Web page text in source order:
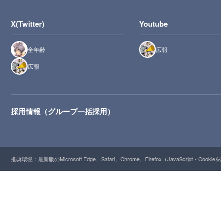
X(Twitter)
全年齢
広報
Youtube
広報
採用情報（グループ一括採用）
推奨環境：最新版のMicrosoft Edge、Safari、Chrome、Firefox（JavaScript・Cookie